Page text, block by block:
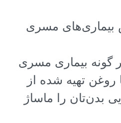
بیماری‌های مسری
گونه بیماری مسری
روغن تهیه شده از
بدن‌تان را ماساژ